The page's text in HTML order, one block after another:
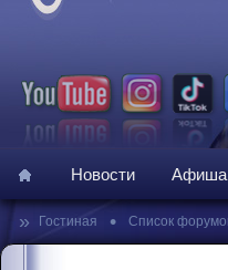
Новости Афиша
» Гостиная • Список